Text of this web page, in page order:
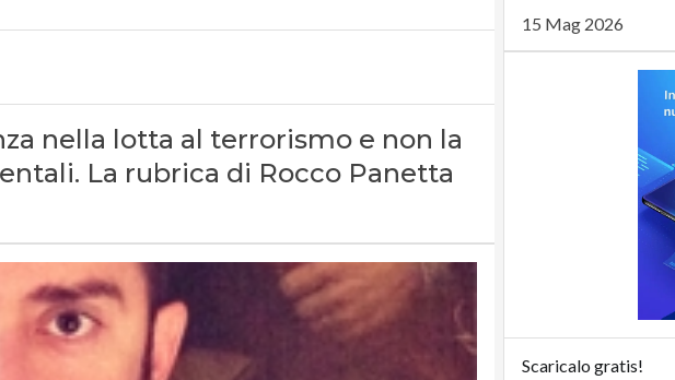
nella lotta al terrorismo e non la
La rubrica di Rocco Panetta
15 Mag 2026
Scaricalo gratis!